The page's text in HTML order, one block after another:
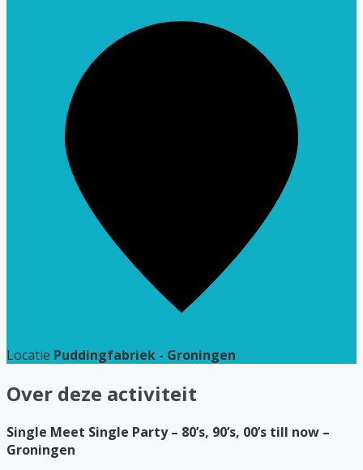
Locatie Puddingfabriek - Groningen
Over deze activiteit
Single Meet Single Party – 80’s, 90’s, 00’s till now –
Groningen